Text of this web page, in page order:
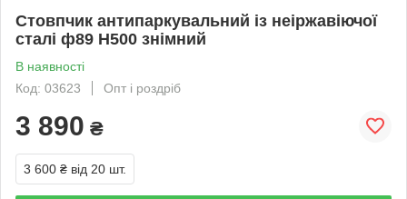
Стовпчик антипаркувальний із неіржавіючої
сталі ф89 Н500 знімний
В наявності
Код: 03623
Опт і роздріб
3 890 ₴
3 600 ₴ від 20 шт.